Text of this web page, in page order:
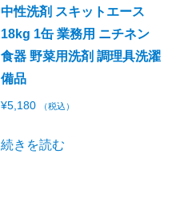
中性洗剤 スキットエース
18kg 1缶 業務用 ニチネン
食器 野菜用洗剤 調理具洗濯
備品
¥5,180 （税込）
続きを読む